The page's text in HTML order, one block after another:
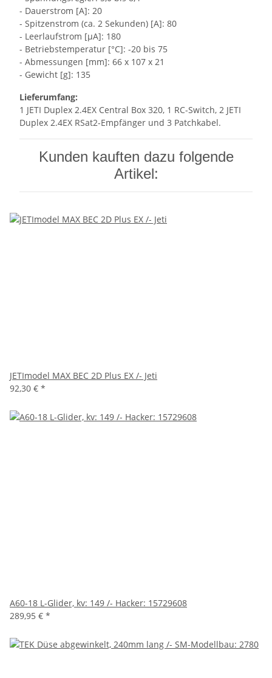
- Dauerstrom [A]: 20
- Spitzenstrom (ca. 2 Sekunden) [A]: 80
- Leerlaufstrom [µA]: 180
- Betriebstemperatur [°C]: -20 bis 75
- Abmessungen [mm]: 66 x 107 x 21
- Gewicht [g]: 135
Lieferumfang:
1 JETI Duplex 2.4EX Central Box 320, 1 RC-Switch, 2 JETI
Duplex 2.4EX RSat2-Empfänger und 3 Patchkabel.
Kunden kauften dazu folgende
Artikel:
JETImodel MAX BEC 2D Plus EX /- Jeti
92,30 € *
A60-18 L-Glider, kv: 149 /- Hacker: 15729608
289,95 € *